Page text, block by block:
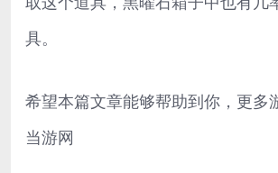
具。
希望本篇文章能够帮助到你，更多
当游网